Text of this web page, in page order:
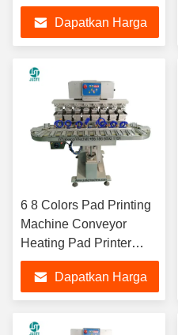
Pneumatic Mini 7 Inch
Small Line Pod Pad
Printer
Dapatkan Harga
6 8 Colors Pad Printing
Machine Conveyor
Heating Pad Printer
Untuk Nylon Ribbon
Neck Care Label A3
Custom Tracing Paper
Dapatkan Harga